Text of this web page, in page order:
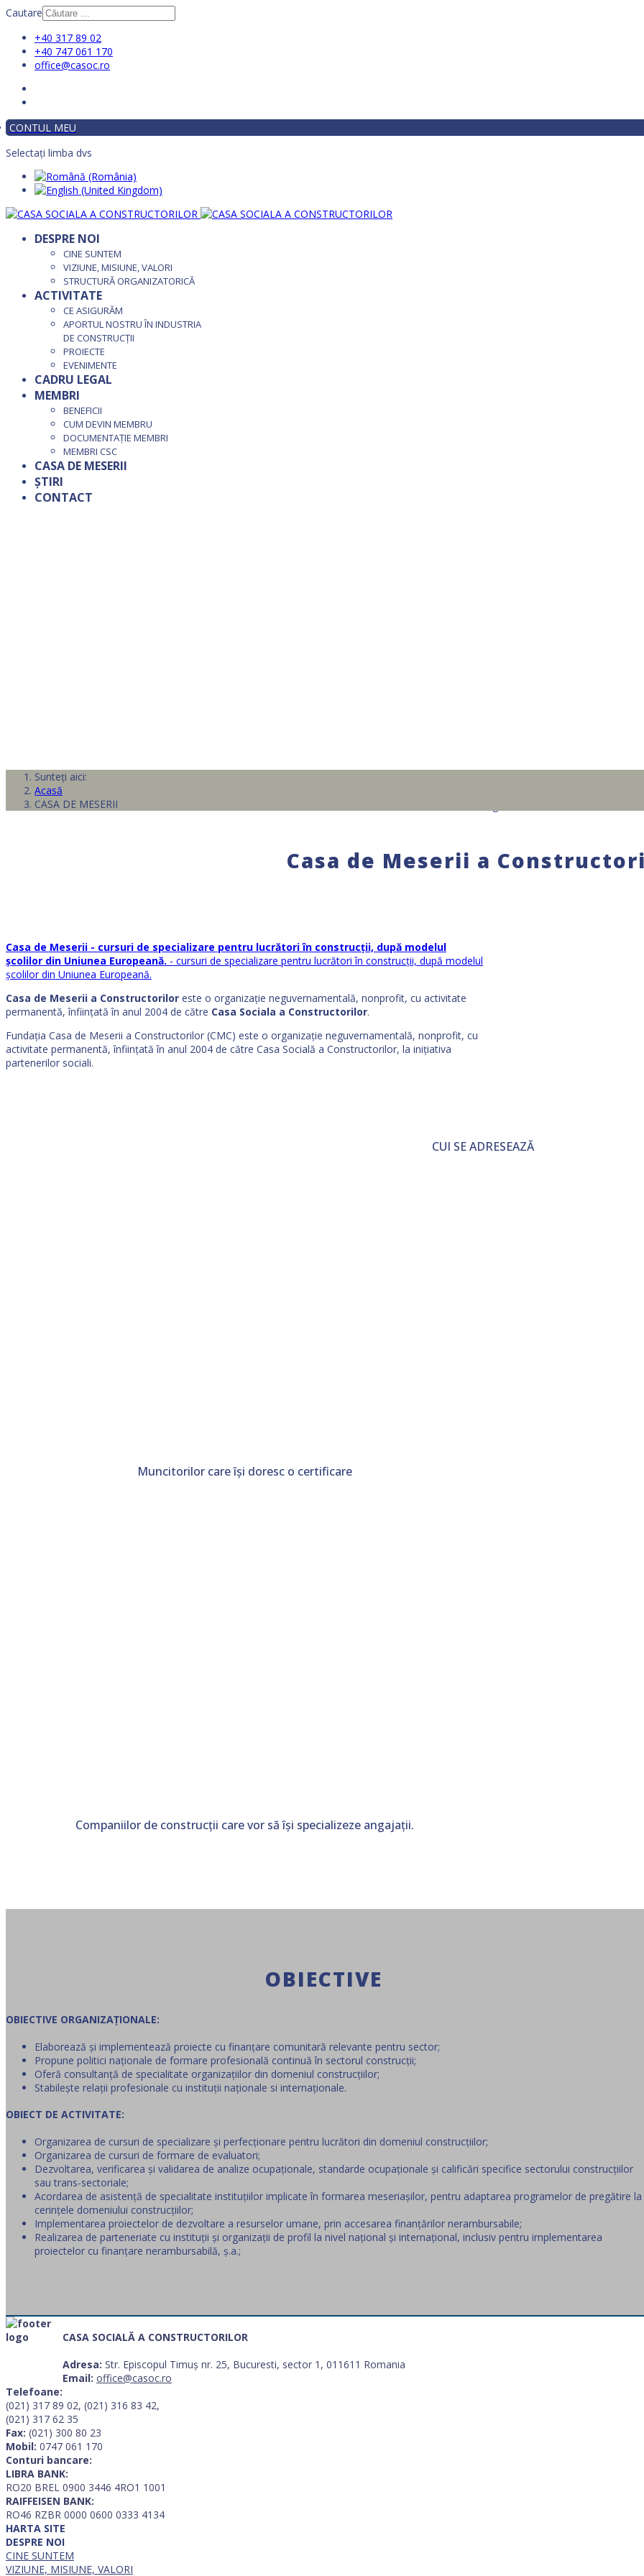
Cautare
+40 317 89 02
+40 747 061 170
office@casoc.ro
CONTUL MEU
Selectați limba dvs
DESPRE NOI
CINE SUNTEM
VIZIUNE, MISIUNE, VALORI
STRUCTURĂ ORGANIZATORICĂ
ACTIVITATE
CE ASIGURĂM
APORTUL NOSTRU ÎN INDUSTRIA
DE CONSTRUCȚII
PROIECTE
EVENIMENTE
CADRU LEGAL
MEMBRI
BENEFICII
CUM DEVIN MEMBRU
DOCUMENTAȚIE MEMBRI
MEMBRI CSC
CASA DE MESERII
ȘTIRI
CONTACT
Sunteți aici:
Acasă
CASA DE MESERII
Casa de Meserii a
Casa de Meserii - cursuri de specializare pentru lucrători în construcții, după modelul
școlilor din Uniunea Europeană. - cursuri de specializare pentru lucrători în construcții, după modelul
școlilor din Uniunea Europeană.
Casa de Meserii a Constructorilor este o organizație neguvernamentală, nonprofit, cu activitate
permanentă, înființată în anul 2004 de către Casa Sociala a Constructorilor.
Fundația Casa de Meserii a Constructorilor (CMC) este o organizație neguvernamentală, nonprofit, cu
activitate permanentă, înființată în anul 2004 de către Casa Socială a Constructorilor, la inițiativa
partenerilor sociali.
CUI SE ADRESEAZĂ
Muncitorilor care își doresc o certificare
Companiilor de construcții care vor să își specializeze angajații.
OBIECTIVE
OBIECTIVE ORGANIZAȚIONALE:
Elaborează și implementează proiecte cu finanțare comunitară relevante pentru sector;
Propune politici naționale de formare profesională continuă în sectorul construcții;
Oferă consultanță de specialitate organizațiilor din domeniul construcțiilor;
Stabilește relații profesionale cu instituții naționale si internaționale.
OBIECT DE ACTIVITATE:
Organizarea de cursuri de specializare și perfecționare pentru lucrători din domeniul construcțiilor;
Organizarea de cursuri de formare de evaluatori;
Dezvoltarea, verificarea și validarea de analize ocupaționale, standarde ocupaționale și calificări specifice sectorului construcțiilor
sau trans-sectoriale;
Acordarea de asistență de specialitate instituțiilor implicate în formarea meseriașilor, pentru adaptarea programelor de pregătire la
cerințele domeniului construcțiilor;
Implementarea proiectelor de dezvoltare a resurselor umane, prin accesarea finanțărilor nerambursabile;
Realizarea de parteneriate cu instituții și organizații de profil la nivel național și internațional, inclusiv pentru implementarea
proiectelor cu finanțare nerambursabilă, ş.a.;
CASA SOCIALĂ A CONSTRUCTORILOR
Adresa: Str. Episcopul Timuș nr. 25, Bucuresti, sector 1, 011611 Romania
Email: office@casoc.ro
Telefoane:
(021) 317 89 02, (021) 316 83 42,
(021) 317 62 35
Fax: (021) 300 80 23
Mobil: 0747 061 170
Conturi bancare:
LIBRA BANK:
RO20 BREL 0900 3446 4RO1 1001
RAIFFEISEN BANK:
RO46 RZBR 0000 0600 0333 4134
HARTA SITE
DESPRE NOI
CINE SUNTEM
VIZIUNE, MISIUNE, VALORI